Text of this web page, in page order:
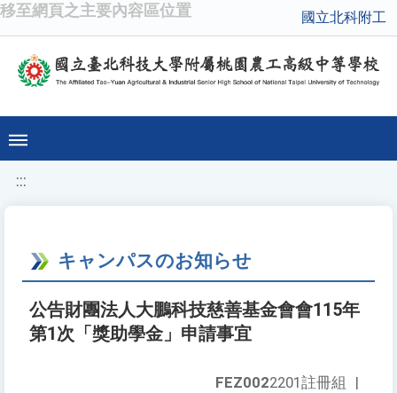
移至網頁之主要內容區位置 國立北科附工
:::
キャンパスのお知らせ
公告財團法人大鵬科技慈善基金會會115年
第1次「獎助學金」申請事宜
FEZ0022201註冊組 |